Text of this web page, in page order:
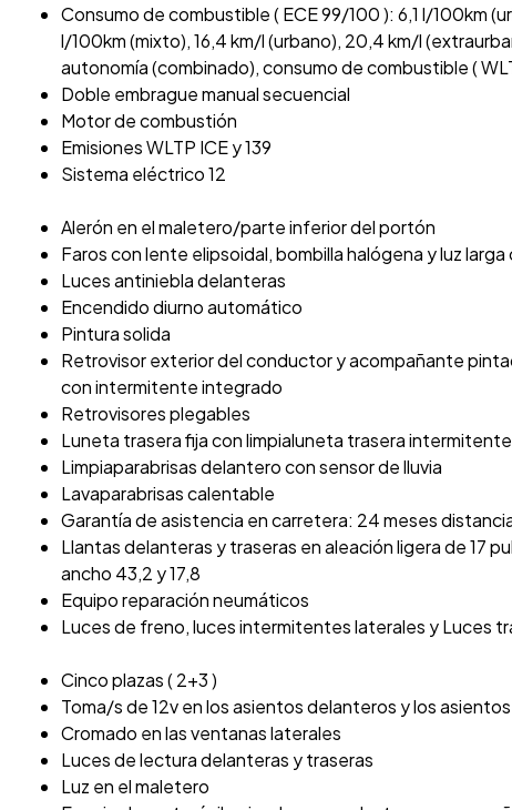
Consumo de combustible ( ECE 99/100 ): 6,1 l/100km
l/100km (mixto), 16,4 km/l (urbano), 20,4 km/l
autonomía (combinado), consumo de combustible (
Doble embrague manual secuencial
Motor de combustión
Emisiones WLTP ICE y 139
Sistema eléctrico 12
Alerón en el maletero/parte inferior del portón
Faros con lente elipsoidal, bombilla halógena y luz
Luces antiniebla delanteras
Encendido diurno automático
Pintura solida
Retrovisor exterior del conductor y acompañante
con intermitente integrado
Retrovisores plegables
Luneta trasera fija con limpialuneta trasera intermitente
Limpiaparabrisas delantero con sensor de lluvia
Lavaparabrisas calentable
Garantía de asistencia en carretera: 24 meses
Llantas delanteras y traseras en aleación ligera de 17
ancho 43,2 y 17,8
Equipo reparación neumáticos
Luces de freno, luces intermitentes laterales y Luces
Cinco plazas ( 2+3 )
Toma/s de 12v en los asientos delanteros y los
Cromado en las ventanas laterales
Luces de lectura delanteras y traseras
Luz en el maletero